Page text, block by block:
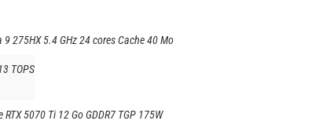
9 275HX 5.4 GHz 24 cores Cache 40 Mo
TOPS
RTX 5070 Ti 12 Go GDDR7 TGP 175W